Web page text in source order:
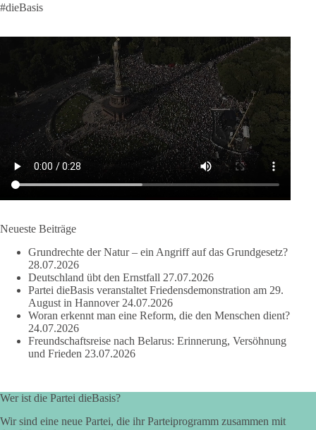
werden. Das gelingt nur durch eine Politik, die Fluchtursachen
Migration nicht zum Gegenstand geopolitischer Machtspiele
Der Mensch darf niemals zum Spielball politischer Interessen
werden.
#dieBasis #Migration #Europa #Menschenwürde #Rechtsstaat
#Frieden #Subsidiarität
DieBasis
❌ Kleine Parteien ausgesperrt: Schützt die Hürde nur die Großen?
🗳 Bei der Bundestagswahl 2025 blieben rund 6,8 Millionen
gültige Zweitstimmen bei der Sitzverteilung außen vor – fast jede
siebte.
unterstützt drei Prozent, die Union lehnt ab.
✅ dieBasis NRW steht für gleiche Chancen, Machtbegrenzung,
#dieBasis
Neueste Beiträge
Grundrechte der Natur – ein Angriff auf das Grundgesetz?
28.07.2026
Deutschland übt den Ernstfall 27.07.2026
Partei dieBasis veranstaltet Friedensdemonstration am 29.
August in Hannover 24.07.2026
Woran erkennt man eine Reform, die den Menschen dient?
24.07.2026
Freundschaftsreise nach Belarus: Erinnerung, Versöhnung
und Frieden 23.07.2026
Wer ist die Partei dieBasis?
Wir sind eine neue Partei, die ihr Parteiprogramm zusammen mit